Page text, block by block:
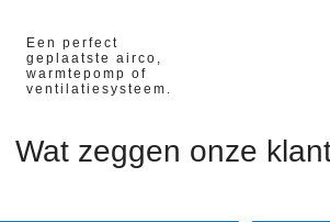
Een perfect
geplaatste airco,
warmtepomp of
ventilatiesysteem.
Wat zeggen onze